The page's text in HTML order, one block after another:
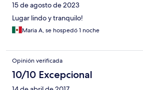
15 de agosto de 2023
Lugar lindo y tranquilo!
Maria A, se hospedó 1 noche
Opinión verificada
10/10 Excepcional